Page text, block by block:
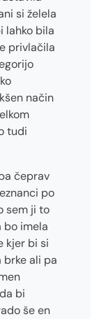
si želela
lahko bila
privlačila
način
tudi
čeprav
po
sem ji to
bo imela
kjer bi si
brke ali pa
bi
še en